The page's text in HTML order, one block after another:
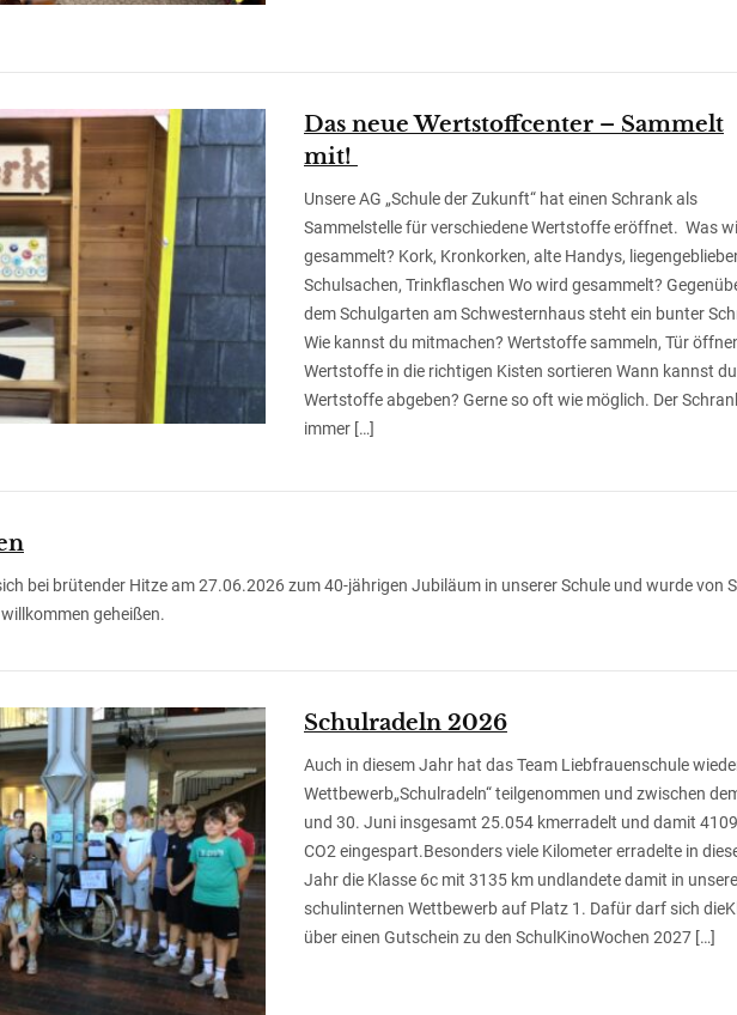
Das neue Wertstoffcenter – Sammelt
mit!
Unsere AG „Schule der Zukunft“ hat einen Schrank als
Sammelstelle für verschiedene Wertstoffe eröffnet. Was
gesammelt? Kork, Kronkorken, alte Handys,
Schulsachen, Trinkflaschen Wo wird gesammelt?
dem Schulgarten am Schwesternhaus steht ein bunter
Wie kannst du mitmachen? Wertstoffe sammeln, Tür
Wertstoffe in die richtigen Kisten sortieren Wann kannst du
Wertstoffe abgeben? Gerne so oft wie möglich. Der
immer […]
bei brütender Hitze am 27.06.2026 zum 40-jährigen Jubiläum in unserer Schule und wurde von
geheißen.
Schulradeln 2026
Auch in diesem Jahr hat das Team Liebfrauenschule
Wettbewerb„Schulradeln“ teilgenommen und zwischen
und 30. Juni insgesamt 25.054 kmerradelt und damit
CO2 eingespart.Besonders viele Kilometer erradelte in
Jahr die Klasse 6c mit 3135 km undlandete damit in
schulinternen Wettbewerb auf Platz 1. Dafür darf sich
über einen Gutschein zu den SchulKinoWochen 2027 […]